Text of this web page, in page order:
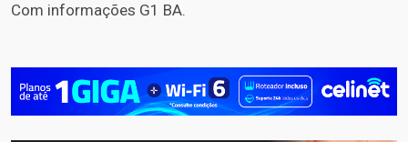
Com informações G1 BA.